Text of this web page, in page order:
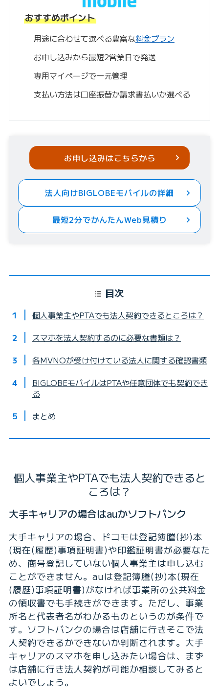
おすすめポイント
用途に合わせて選べる豊富な料金プラン
お申し込みから最短2営業日で発送
専用マイページで一元管理
支払い方法は口座振替か請求書払いか選べる
お申し込みはこちらから
法人向けBIGLOBEモバイルの詳細
最短2分でかんたんWeb見積り
目次
個人事業主やPTAでも法人契約できるところは？
スマホを法人契約するのに必要な書類は？
各MVNOが受け付けている法人に関する確認書類
BIGLOBEモバイルはPTAや任意団体でも契約でき
る
まとめ
個人事業主やPTAでも法人契約できると
ころは？
大手キャリアの場合はauかソフトバンク
大手キャリアの場合、ドコモは登記簿謄(抄)本
(現在(履歴)事項証明書)や印鑑証明書が必要なた
め、商号登記していない個人事業主は申し込む
ことができません。auは登記簿謄(抄)本(現在
(履歴)事項証明書)がなければ事業所の公共料金
の領収書でも手続きができます。ただし、事業
所名と代表者名がわかるものというのが条件で
す。ソフトバンクの場合は店舗に行きそこで法
人契約できるかできないか判断されます。大手
キャリアのスマホを申し込みたい場合は、まず
は店舗に行き法人契約が可能か相談してみると
よいでしょう。